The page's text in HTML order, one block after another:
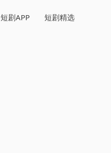
短剧APP 短剧精选